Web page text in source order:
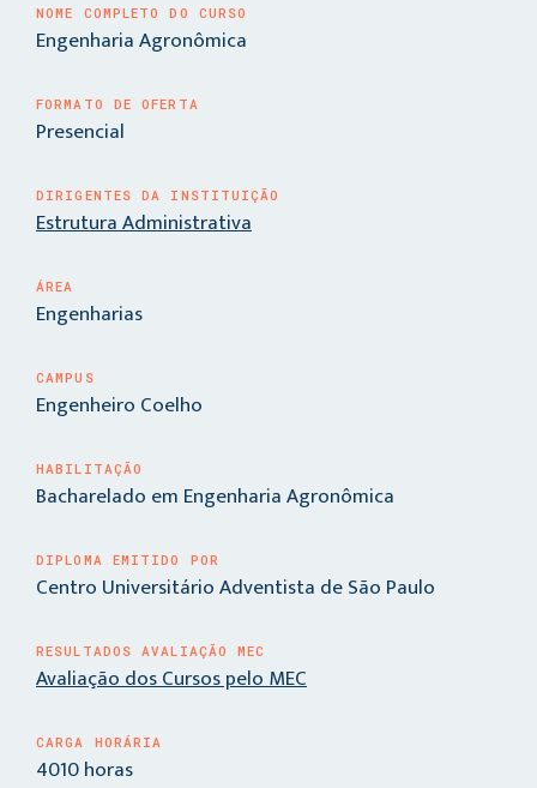
NOME COMPLETO DO CURSO
Engenharia Agronômica
FORMATO DE OFERTA
Presencial
DIRIGENTES DA INSTITUIÇÃO
Estrutura Administrativa
ÁREA
Engenharias
CAMPUS
Engenheiro Coelho
HABILITAÇÃO
Bacharelado em Engenharia Agronômica
DIPLOMA EMITIDO POR
Centro Universitário Adventista de São Paulo
RESULTADOS AVALIAÇÃO MEC
Avaliação dos Cursos pelo MEC
CARGA HORÁRIA
4010 horas